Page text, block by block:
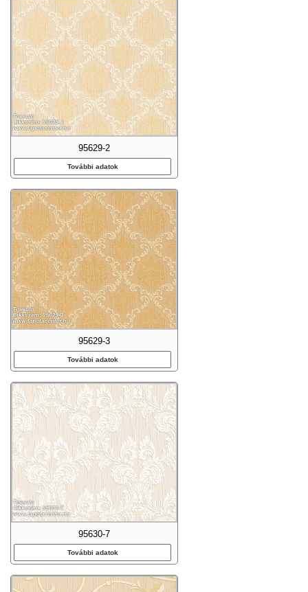
95629-2
További adatok
95629-3
További adatok
95630-7
További adatok